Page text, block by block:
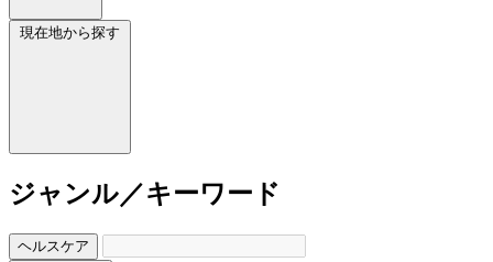
現在地から探す
ジャンル／キーワード
ヘルスケア